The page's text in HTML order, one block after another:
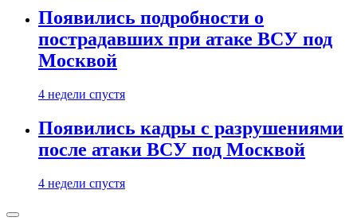
Появились подробности о
пострадавших при атаке ВСУ под
Москвой
4 недели спустя
Появились кадры с разрушениями
после атаки ВСУ под Москвой
4 недели спустя